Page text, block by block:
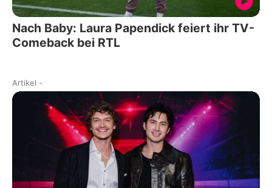
Nach Baby: Laura Papendick feiert ihr TV-
Comeback bei RTL
Artikel -